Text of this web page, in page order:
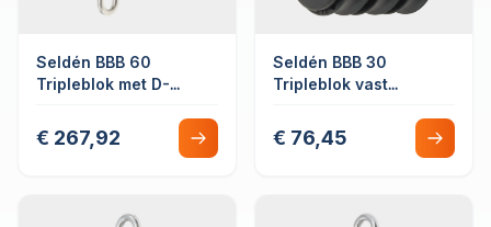
Seldén BBB 60
Tripleblok met D-
met hondsvot &
schootklem
€ 267,92
Seldén BBB 30
Tripleblok vast
€ 76,45